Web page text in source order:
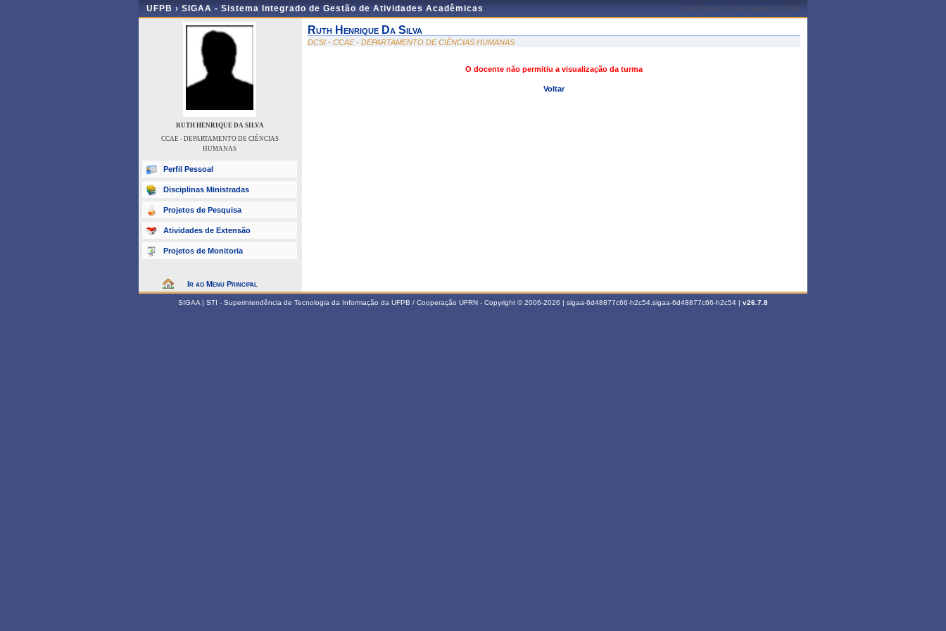
UFPB › SIGAA - Sistema Integrado de Gestão de Atividades Acadêmicas João Pessoa, 07 de Agosto de 2026
RUTH HENRIQUE DA SILVA
CCAE - DEPARTAMENTO DE CIÊNCIAS
HUMANAS
Perfil Pessoal
Disciplinas Ministradas
Projetos de Pesquisa
Atividades de Extensão
Projetos de Monitoria
Ir ao Menu Principal
Ruth Henrique Da Silva
DCSI - CCAE - DEPARTAMENTO DE CIÊNCIAS HUMANAS
O docente não permitiu a visualização da turma
Voltar
SIGAA | STI - Superintendência de Tecnologia da Informação da UFPB / Cooperação UFRN - Copyright © 2006-2026 | sigaa-6d48877c66-h2c54.sigaa-6d48877c66-h2c54 | v26.7.8